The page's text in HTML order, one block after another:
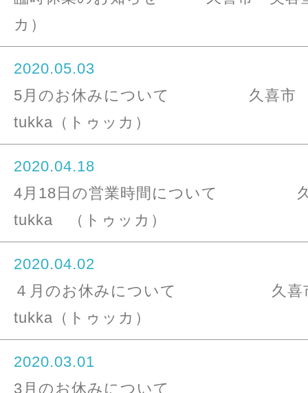
カ）
2020.05.03
5月のお休みについて 久喜市
tukka（トゥッカ）
2020.04.18
4月18日の営業時間について
tukka （トゥッカ）
2020.04.02
４月のお休みについて 久喜
tukka（トゥッカ）
2020.03.01
3月のお休みについて